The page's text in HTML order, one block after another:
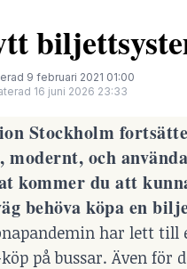
9 februari 2021 01:00
16 juni 2026 23:33
Stockholm
modernt, och
kommer du att
behöva köpa en
har lett till
på bussar. Även för